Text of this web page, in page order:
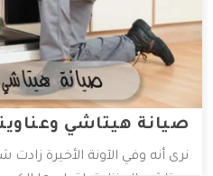
صيانة هيتاشي
نرى أنه وفي الآونة الأخيرة